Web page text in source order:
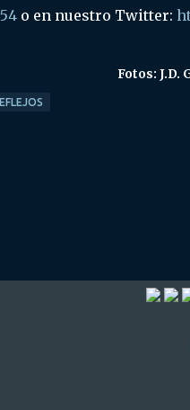
o en nuestro Twitter:
Fotos: J.D.